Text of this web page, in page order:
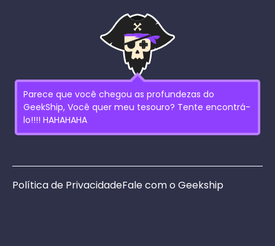
Parece que você chegou as profundezas do
GeekShip, Você quer meu tesouro? Tente encontrá-
lo!!!! HAHAHAHA
Política de PrivacidadeFale com o Geekship